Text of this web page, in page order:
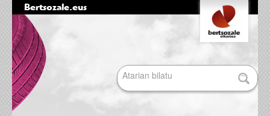
Bertsozale.eus
Edukira
salto
egin
|
Salto
egin
nabigazioara
pertsonalak
Bilatu atarian